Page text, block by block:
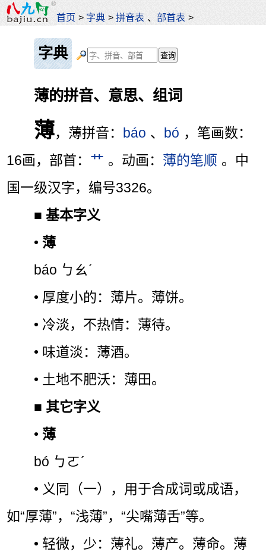
首页 > 字典 >拼音表 、部首表 >
字典
薄的拼音、意思、组词
薄，薄拼音： báo 、 bó ，笔画数：
16画，部首： 艹 。动画： 薄的笔顺 。中
国一级汉字，编号3326。
■基本字义
•薄
báo ㄅㄠˊ
• 厚度小的：薄片。薄饼。
• 冷淡，不热情：薄待。
• 味道淡：薄酒。
• 土地不肥沃：薄田。
■ 其它字义
•薄
bó ㄅㄛˊ
• 义同（一），用于合成词或成语，
如“厚薄”，“浅薄”，“尖嘴薄舌”等。
• 轻微，少：薄礼。薄产。薄命。薄